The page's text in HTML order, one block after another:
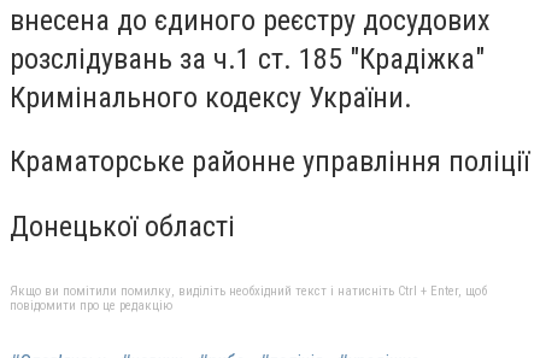
внесена до єдиного реєстру досудових
розслідувань за ч.1 ст. 185 "Крадіжка"
Кримінального кодексу України.
Краматорське районне управління поліції
Донецької області
Якщо ви помітили помилку, виділіть необхідний текст і натисніть Ctrl + Enter, щоб
повідомити про це редакцію